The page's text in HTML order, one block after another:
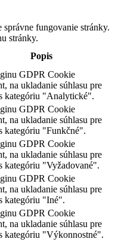
fungovanie stránky.
stránky.
Popis
GDPR Cookie
na ukladanie súhlasu pre
kategóriu "Analytické".
GDPR Cookie
na ukladanie súhlasu pre
kategóriu "Funkčné".
GDPR Cookie
na ukladanie súhlasu pre
kategóriu "Vyžadované".
GDPR Cookie
na ukladanie súhlasu pre
kategóriu "Iné".
GDPR Cookie
na ukladanie súhlasu pre
kategóriu "Výkonnostné".